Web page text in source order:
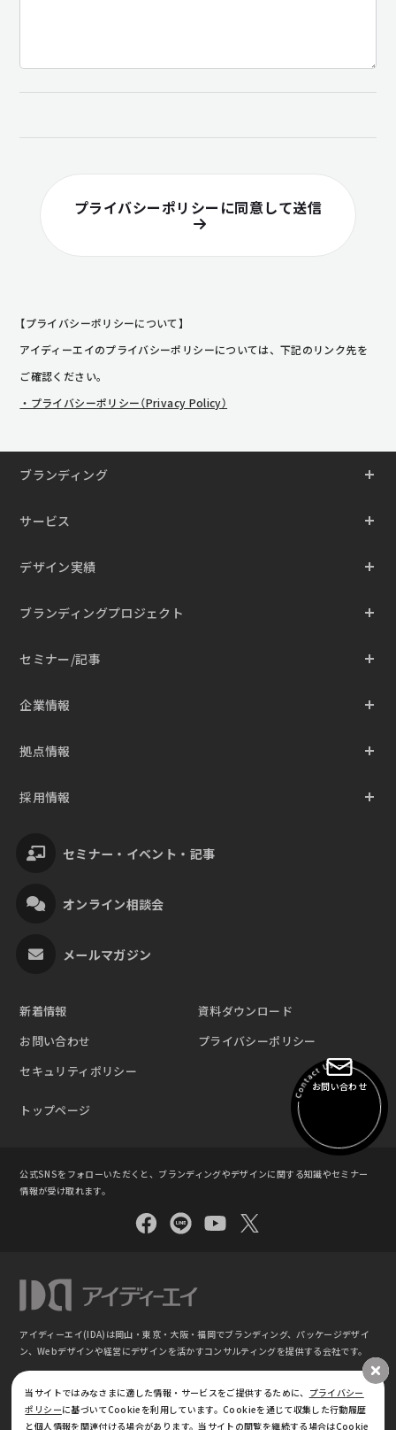
プライバシーポリシーに同意して送信
【プライバシーポリシーについて】
アイディーエイのプライバシーポリシーについては、下記のリンク先を
ご確認ください。
・プライバシーポリシー（Privacy Policy）
セミナー・イベント・記事
オンライン相談会
メールマガジン
ブランディング
サービス
デザイン実績
ブランディングプロジェクト
セミナー/記事
企業情報
拠点情報
採用情報
新着情報
資料ダウンロード
お問い合わせ
プライバシーポリシー
セキュリティポリシー
トップページ
公式SNSをフォローいただくと、ブランディングやデザインに関する知識やセミナー
情報が受け取れます。
アイディーエイ(IDA)は岡山・東京・大阪・福岡でブランディング、パッケージデザイ
ン、Webデザインや経営にデザインを活かすコンサルティングを提供する会社です。
©
ブランディング・パッケージデザイン｜株式会社アイディーエイ IDA(東京 ⼤阪 岡⼭
福岡)
当サイトではみなさまに適した情報・サービスをご提供するために、 プライバシー
ポリシーに基づいてCookieを利用しています。Cookieを通じて収集した行動履歴
と個人情報を関連付ける場合があります。当サイトの閲覧を継続する場合はCookie
お問い合わせ